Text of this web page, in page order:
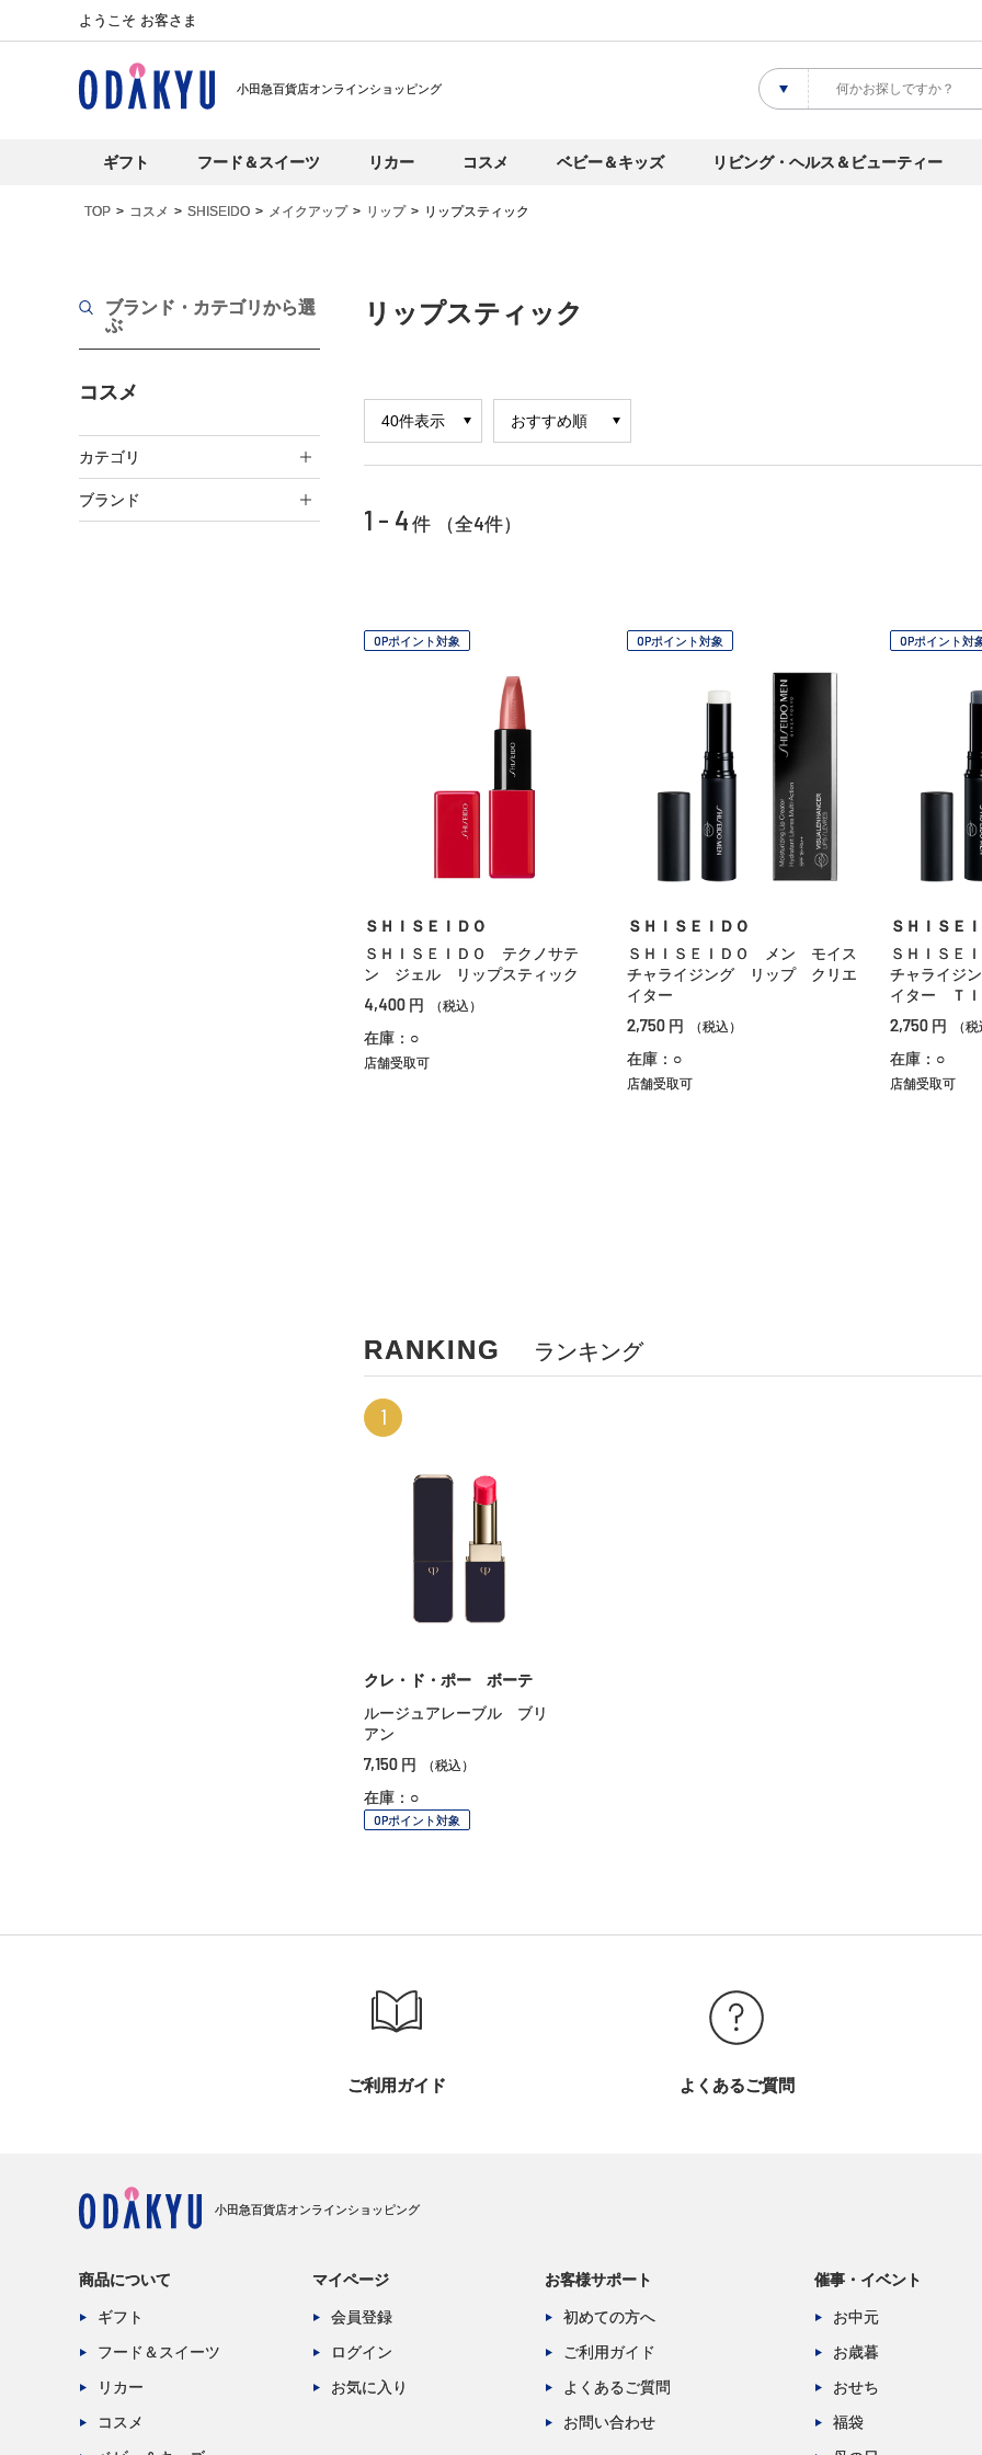
ようこそ お客さま
小田急百貨店オンラインショッピング
ギフト フード＆スイーツ リカー コスメ ベビー＆キッズ リビング・ヘルス＆ビューティー
TOP コスメ SHISEIDO メイクアップ リップ リップスティック
ブランド・カテゴリから選
ぶ
コスメ
カテゴリ
ブランド
リップスティック
1 - 4 件 （全4件）
OPポイント対象
ＳＨＩＳＥＩＤＯ
ＳＨＩＳＥＩＤＯ テクノサテ
ン ジェル リップスティック
4,400 円 （税込）
在庫：○
店舗受取可
OPポイント対象
ＳＨＩＳＥＩＤＯ
ＳＨＩＳＥＩＤＯ メン モイス
チャライジング リップ クリエ
イター
2,750 円 （税込）
在庫：○
店舗受取可
OPポイント対
ＳＨＩＳＥ
ＳＨＩＳＥ
チャライジ
イター ＴＩ
2,750 円 （税
在庫：○
店舗受取可
RANKING ランキング
1
クレ・ド・ポー ボーテ
ルージュアレーブル ブリ
アン
7,150 円 （税込）
在庫：○
OPポイント対象
ご利用ガイド よくあるご質問
小田急百貨店オンラインショッピング
商品について
ギフト
フード＆スイーツ
リカー
コスメ
マイページ
会員登録
ログイン
お気に入り
お客様サポート
初めての方へ
ご利用ガイド
よくあるご質問
お問い合わせ
催事・イベント
お中元
お歳暮
おせち
福袋